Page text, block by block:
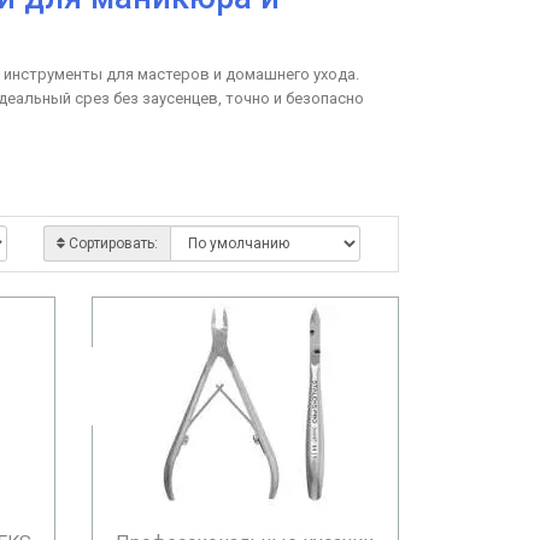
для мастеров и домашнего ухода.
срез без заусенцев, точно и безопасно
ДОЛГОВЕЧНОСТИ
ухода.
, что гарантирует безупречное качество среза.
к коррозии.
ход, надежная пружина.
Сортировать: